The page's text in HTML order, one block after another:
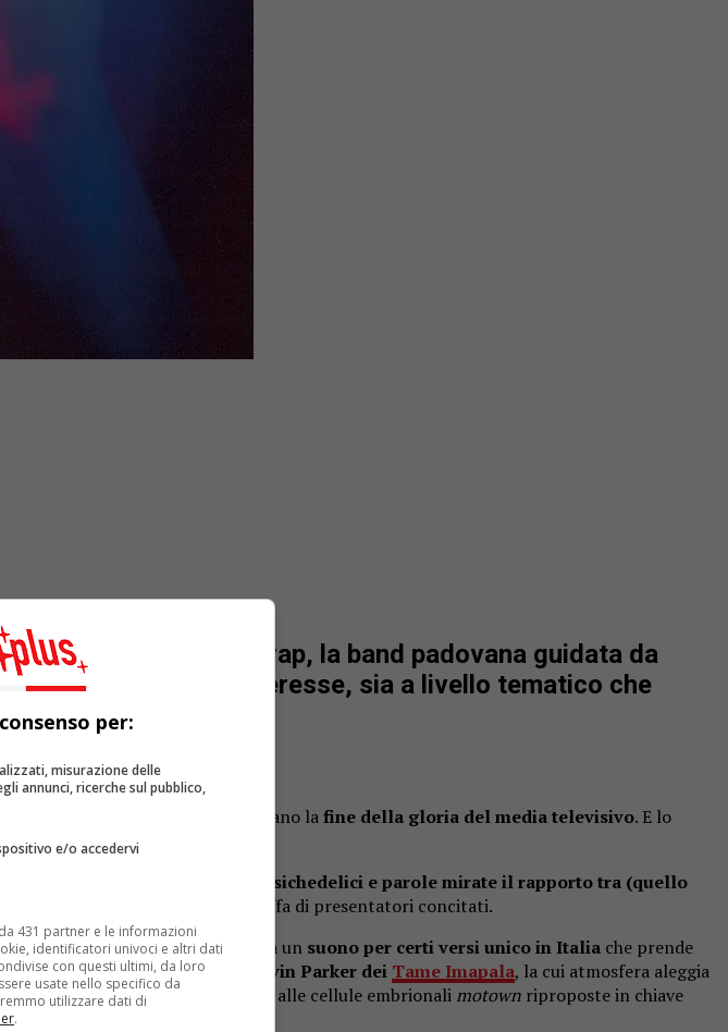
l’itpop e la trap, la band padovana guidata da
di grande interesse, sia a livello tematico che
RECENSIONE
scassato i celebrano lafine della gloria del media televisivo. E lo
Sotterranei/La Tempesta.
nel descrivere con suoni
psichedelici e parole mirate il rapporto tra (quello
nonsense
e dalle aste-truffa di presentatori concitati.
tecnologiche – impreziosito da un suono per certi versi unico in Italia che prende
Cronenberg e quella di Kevin Parker dei Tame Imapala, la cui atmosfera aleggia
Base Hotel & Casino “, e alle cellule embrionali motown riproposte in chiave
per:
misurazione delle
annunci, ricerche sul pubblico,
e/o accedervi
431 partner e le informazioni
identificatori univoci e altri dati
con questi ultimi, da loro
usate nello specifico da
utilizzare dati di
.